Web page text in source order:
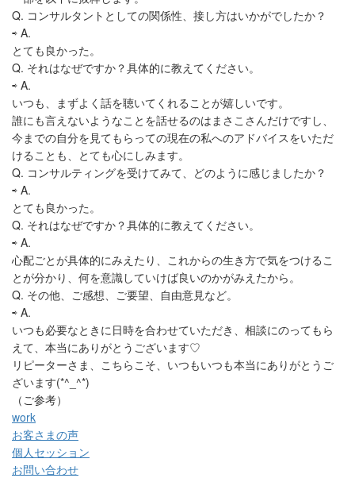
Q. コンサルタントとしての関係性、接し方はいかがでしたか？
⇨ A.
とても良かった。
Q. それはなぜですか？具体的に教えてください。
⇨ A.
いつも、まずよく話を聴いてくれることが嬉しいです。
誰にも言えないようなことを話せるのはまさこさんだけですし、
今までの自分を見てもらっての現在の私へのアドバイスをいただ
けることも、とても心にしみます。
Q. コンサルティングを受けてみて、どのように感じましたか？
⇨ A.
とても良かった。
Q. それはなぜですか？具体的に教えてください。
⇨ A.
心配ごとが具体的にみえたり、これからの生き方で気をつけるこ
とが分かり、何を意識していけば良いのかがみえたから。
Q. その他、ご感想、ご要望、自由意見など。
⇨ A.
いつも必要なときに日時を合わせていただき、相談にのってもら
えて、本当にありがとうございます♡
リピーターさま、こちらこそ、いつもいつも本当にありがとうご
ざいます(*^_^*)
（ご参考）
work
お客さまの声
個人セッション
お問い合わせ